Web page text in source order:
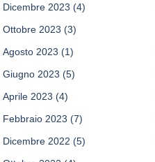
Dicembre 2023 (4)
Ottobre 2023 (3)
Agosto 2023 (1)
Giugno 2023 (5)
Aprile 2023 (4)
Febbraio 2023 (7)
Dicembre 2022 (5)